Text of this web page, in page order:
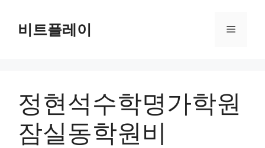
비트플레이 메
정현석수학명가학원
잠실동학원비